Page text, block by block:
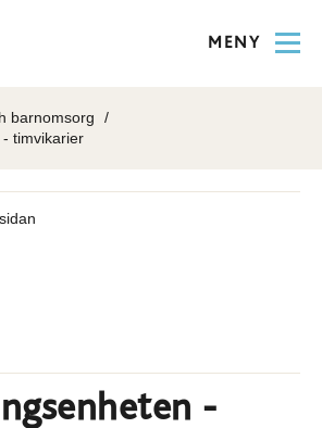
MENY
barnomsorg
timvikarier
-